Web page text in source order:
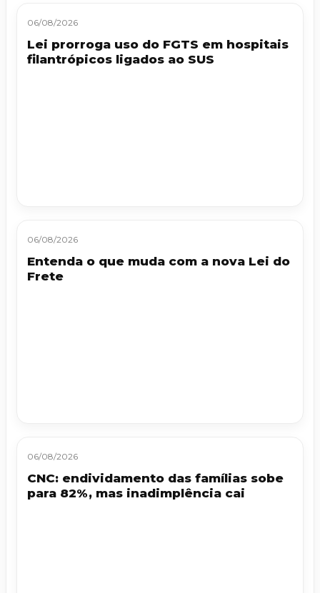
06/08/2026
Lei prorroga uso do FGTS em hospitais
filantrópicos ligados ao SUS
06/08/2026
Entenda o que muda com a nova Lei do
Frete
06/08/2026
CNC: endividamento das famílias sobe
para 82%, mas inadimplência cai